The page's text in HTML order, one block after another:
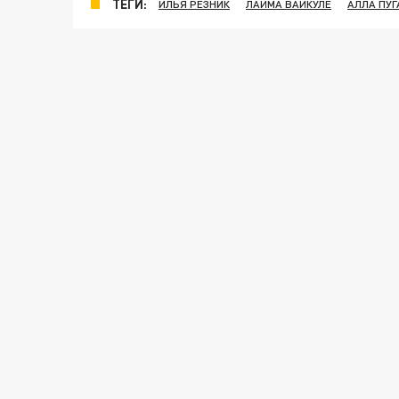
ТЕГИ: ИЛЬЯ РЕЗНИК ЛАЙМА ВАЙКУЛЕ АЛЛА